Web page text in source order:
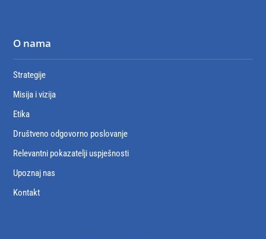
O nama
Strategije
Misija i vizija
Etika
Društveno odgovorno poslovanje
Relevantni pokazatelji uspješnosti
Upoznaj nas
Kontakt